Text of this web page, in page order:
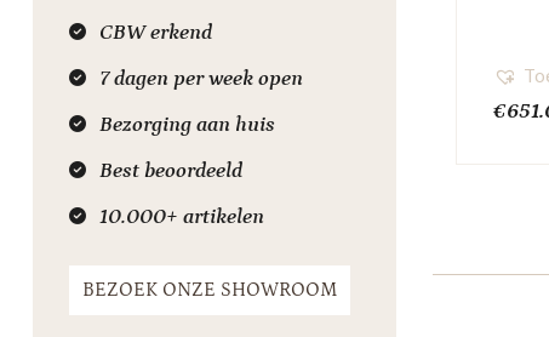
CBW erkend
7 dagen per week open
Bezorging aan huis
Best beoordeeld
10.000+ artikelen
BEZOEK ONZE SHOWROOM
€